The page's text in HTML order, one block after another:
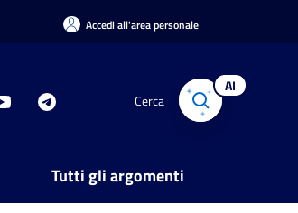
Accedi all'area personale
Cerca
AI
Tutti gli argomenti